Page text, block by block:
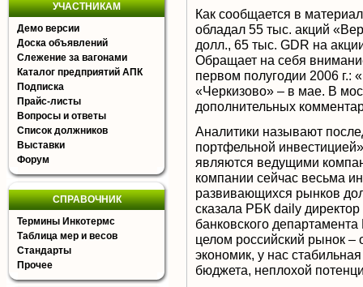
УЧАСТНИКАМ
Демо версии
Доска объявлений
Слежение за вагонами
Каталог предприятий АПК
Подписка
Прайс-листы
Вопросы и ответы
Список должников
Выставки
Форум
СПРАВОЧНИК
Термины Инкотермс
Таблица мер и весов
Стандарты
Прочее
Как сообщается в
обладал 55 тыс. акций
долл., 65 тыс. GDR на
Обращает на себя
первом полугодии 2006 г.:
«Черкизово» – в мае. В
дополнительных
Аналитики называют
портфельной
являются ведущими
компании сейчас весьма
развивающихся рынков
сказала РБК daily
банковского
целом российский рынок
экономик, у нас
бюджета, неплохой